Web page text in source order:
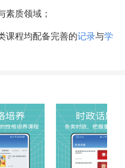
素质领域；
课程均配备完善的记录与学